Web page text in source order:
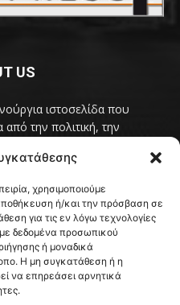
χρησιμοποιούμε
ή/και την πρόσβαση σε
για τις εν λόγω τεχνολογίες
δεδομένα προσωπικού
ή μοναδικά
Η μη συγκατάθεση ή η
να επηρεάσει αρνητικά
US
ιστοσελίδα που
την πολιτική, την
και των
US